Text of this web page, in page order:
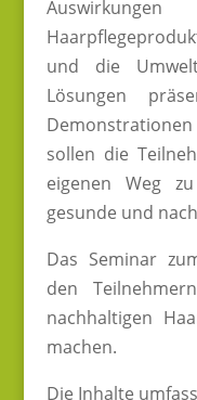
und die
Lösungen
sollen die
eigenen Weg
gesunde und
Das Seminar
den
nachhaltigen
machen.
Die Inhalte